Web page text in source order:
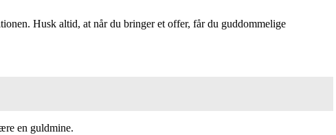
Husk altid, at når du bringer et offer, får du guddommelige
en guldmine.